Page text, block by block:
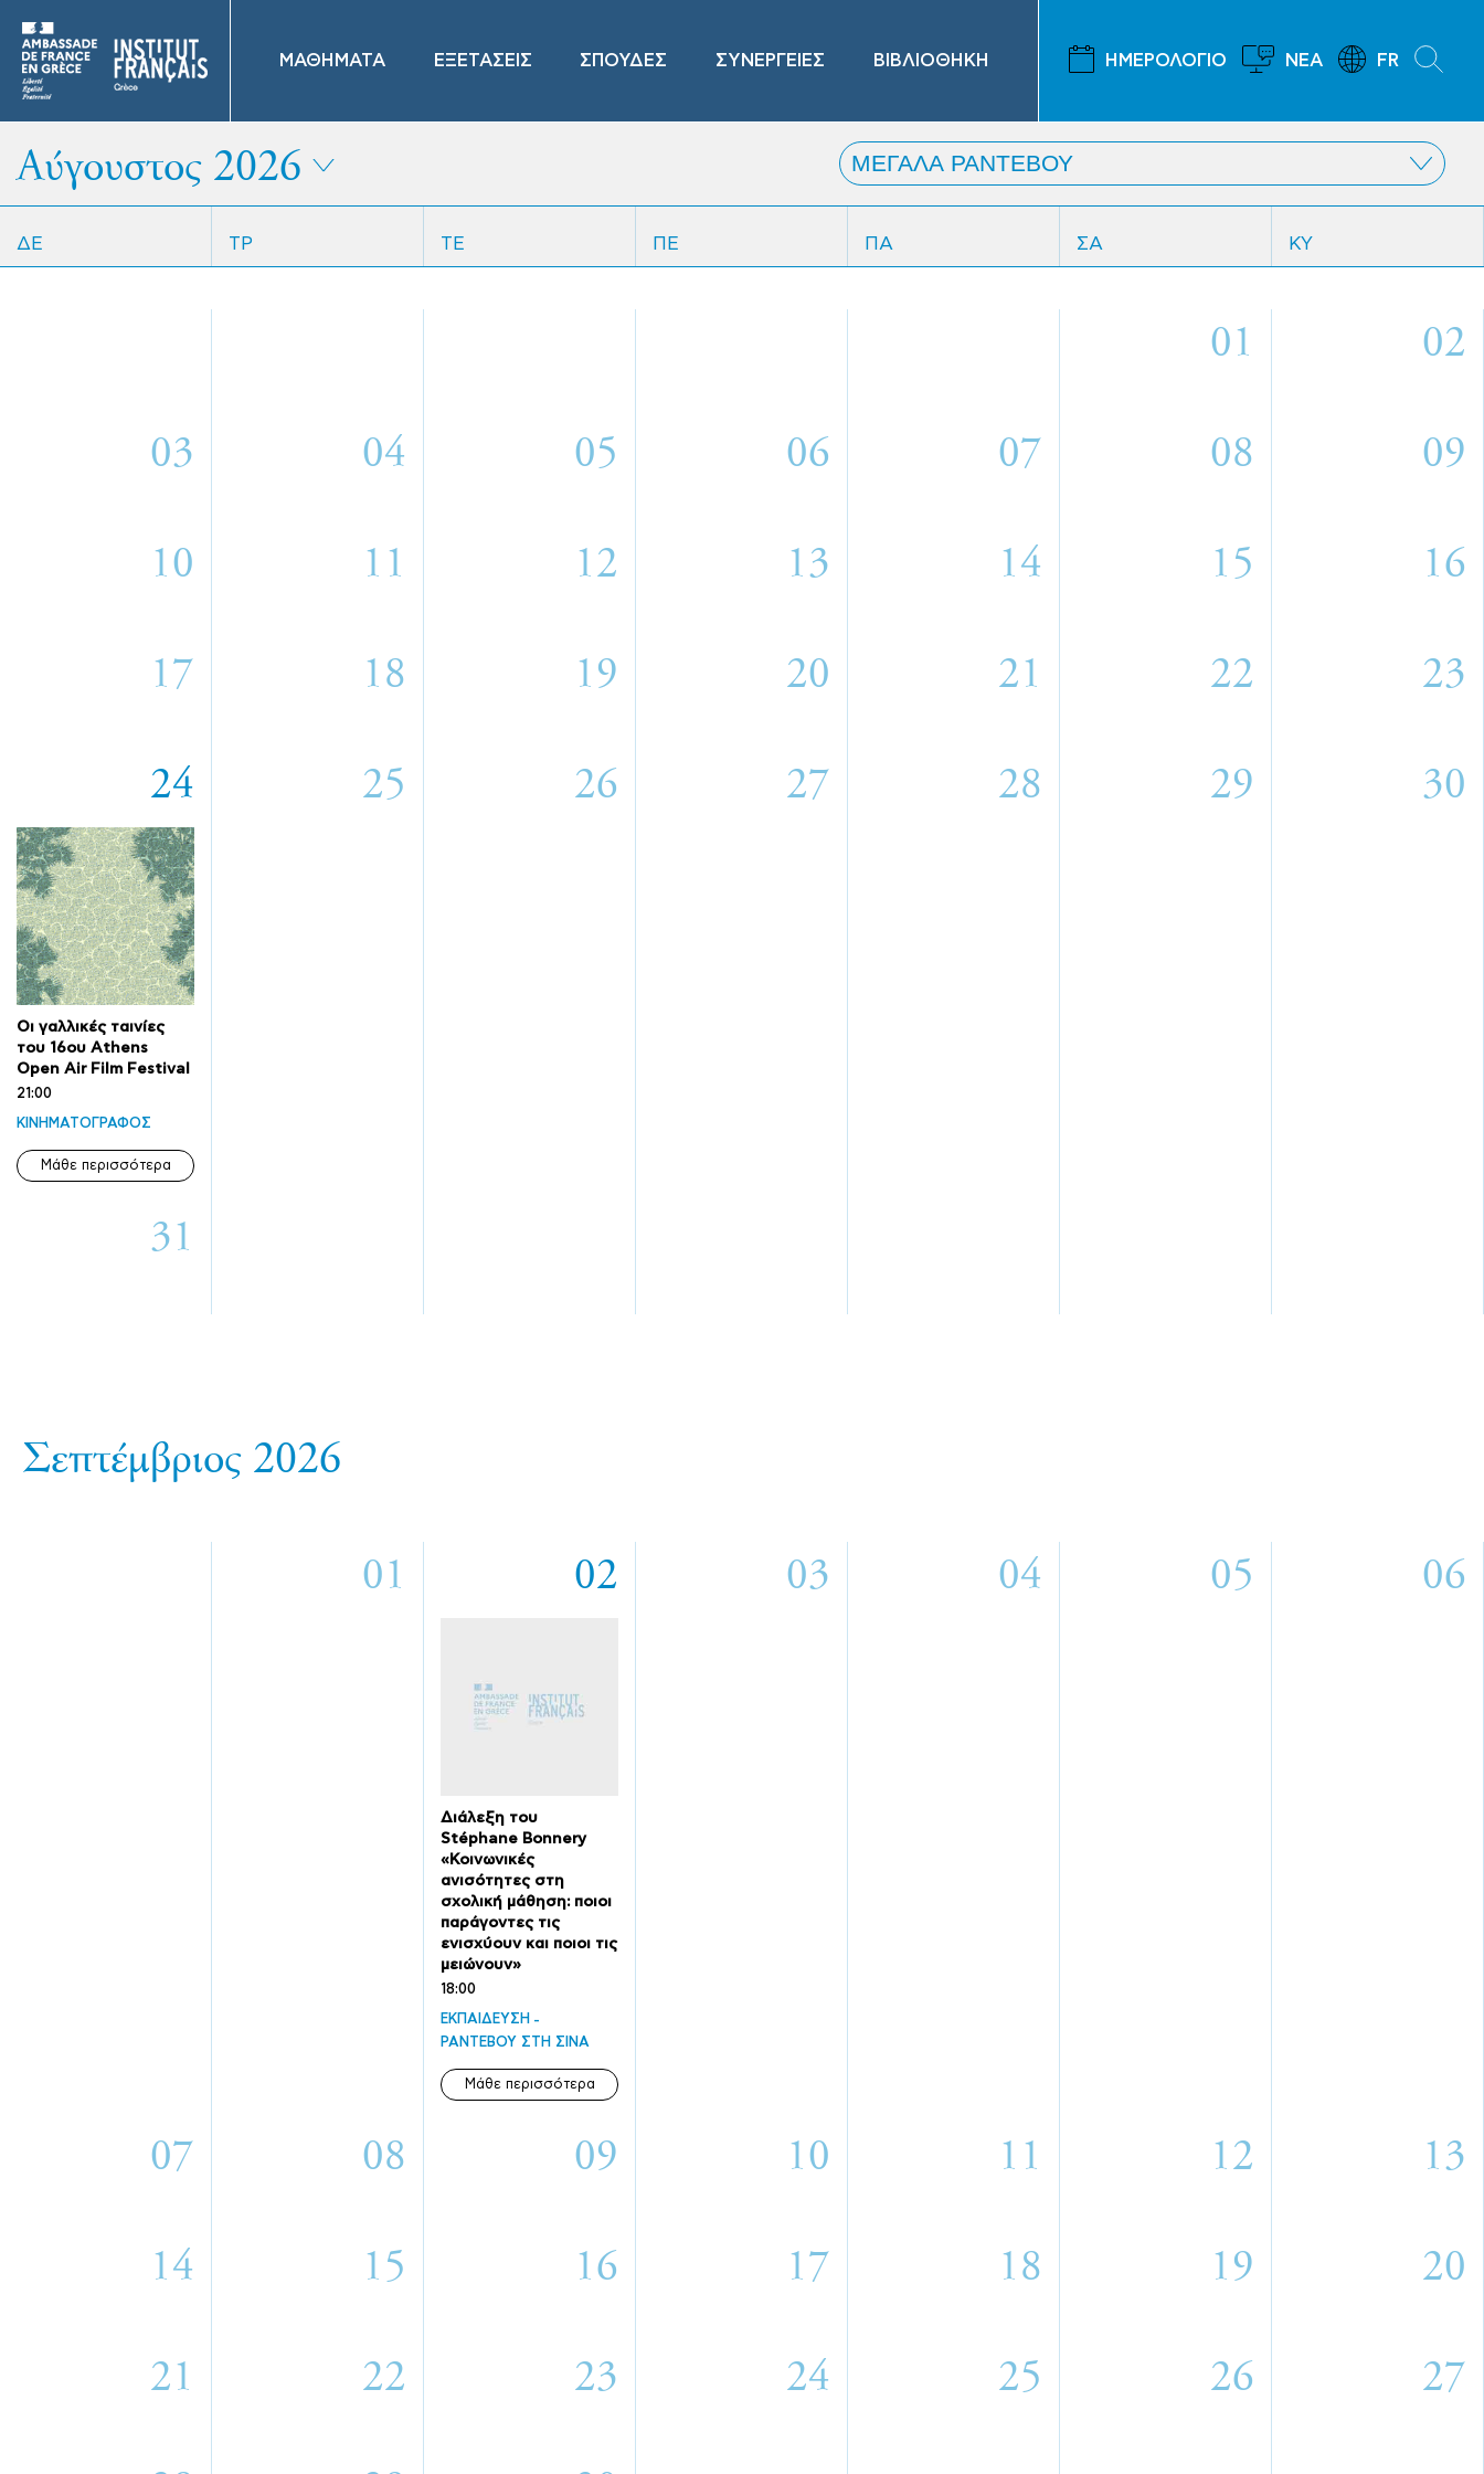
ΜΑΘΗΜΑΤΑ ΕΞΕΤΑΣΕΙΣ ΣΠΟΥΔΕΣ ΣΥΝΕΡΓΕΙΕΣ ΒΙΒΛΙΟΘΗΚΗ ΗΜΕΡΟΛΟΓΙΟ ΝΕΑ FR
Αύγουστος 2026
ΔΕ ΤΡ ΤΕ ΠΕ ΠΑ ΣΑ ΚΥ
01
02
03
04 05 06 07 08
09
10
11 12 13 14 15
16
17
18 19 20 21 22
23
24
Οι γαλλικές ταινίες
του 16ου Athens
Open Air Film Festival
21:00
ΚΙΝΗΜΑΤΟΓΡΑΦΟΣ
Μάθε περισσότερα
25 26 27 28 29 30
31
Σεπτέμβριος 2026
01 02
Διάλεξη του
Stéphane Bonnery
«Κοινωνικές
ανισότητες στη
σχολική μάθηση: ποιοι
παράγοντες τις
ενισχύουν και ποιοι τις
μειώνουν»
18:00
ΕΚΠΑΙΔΕΥΣΗ
ΡΑΝΤΕΒΟΥ ΣΤΗ ΣΙΝΑ
Μάθε περισσότερα
03 04 05 06
07 08 09 10 11 12
13
14
15 16 17 18 19
20
21
22 23 24 25 26
27